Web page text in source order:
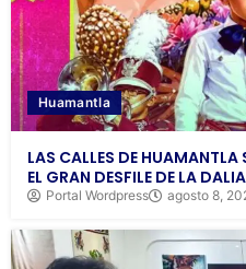
Huamantla
LAS CALLES DE HUAMANTLA
EL GRAN DESFILE DE LA DALIA
Portal Wordpress agosto 8,